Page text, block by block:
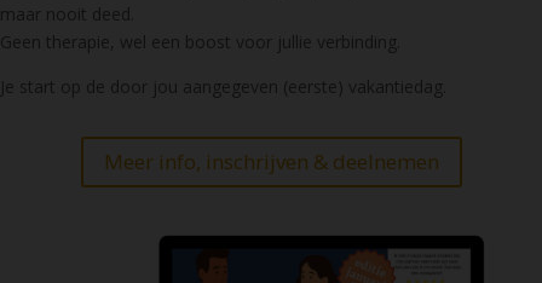
maar nooit deed.
Geen therapie, wel een boost voor jullie verbinding.
Je start op de door jou aangegeven (eerste) vakantiedag.
Meer info, inschrijven & deelnemen